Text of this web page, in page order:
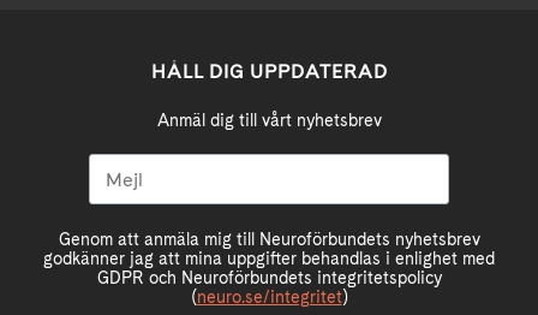
HÅLL DIG UPPDATERAD
Anmäl dig till vårt nyhetsbrev
Genom att anmäla mig till Neuroförbundets nyhetsbrev
godkänner jag att mina uppgifter behandlas i enlighet med
GDPR och Neuroförbundets integritetspolicy
(neuro.se/integritet)